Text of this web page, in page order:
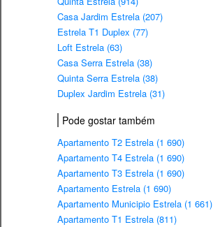
Casa Jardim Estrela (207)
Estrela T1 Duplex (77)
Loft Estrela (63)
Casa Serra Estrela (38)
Quinta Serra Estrela (38)
Duplex Jardim Estrela (31)
Pode gostar também
Apartamento T2 Estrela (1 690)
Apartamento T4 Estrela (1 690)
Apartamento T3 Estrela (1 690)
Apartamento Estrela (1 690)
Apartamento Municipio Estrela (1 661)
Apartamento T1 Estrela (811)